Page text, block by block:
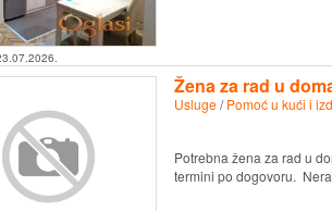
Žena za rad u
Usluge/Pomoć u kući i
Potrebna žena za rad u
termini po dogovoru.